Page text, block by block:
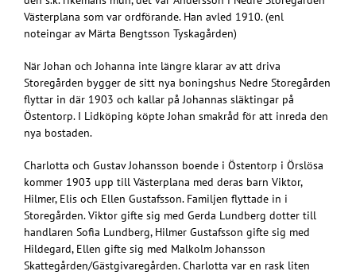
Västerplana som var ordförande. Han avled 1910. (enl
noteingar av Märta Bengtsson Tyskagården)
När Johan och Johanna inte längre klarar av att driva
Storegården bygger de sitt nya boningshus Nedre Storegården
flyttar in där 1903 och kallar på Johannas släktingar på
Östentorp. I Lidköping köpte Johan smakråd för att inreda den
nya bostaden.
Charlotta och Gustav Johansson boende i Östentorp i Örslösa
kommer 1903 upp till Västerplana med deras barn Viktor,
Hilmer, Elis och Ellen Gustafsson. Familjen flyttade in i
Storegården. Viktor gifte sig med Gerda Lundberg dotter till
handlaren Sofia Lundberg, Hilmer Gustafsson gifte sig med
Hildegard, Ellen gifte sig med Malkolm Johansson
Skattegården/Gästgivaregården. Charlotta var en rask liten